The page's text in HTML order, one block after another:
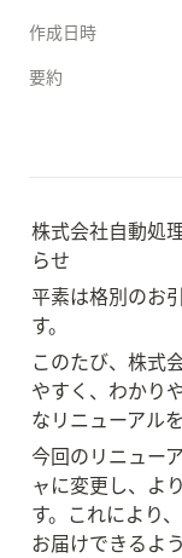
作成日時
要約
株式会社自動処
らせ
平素は格別のお
す。
このたび、株式
やすく、わかり
なリニューアル
今回のリニュー
ャに変更し、よ
す。これにより
お届けできるよ